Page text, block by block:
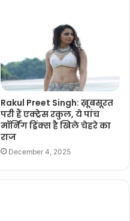
Rakul Preet Singh: ख़ूबसूरत
परी हैं एक्ट्रेस रकुल, ये पांच
मॉर्निंग ड्रिंक्स है खिले चेहरे का
राज
December 4, 2025